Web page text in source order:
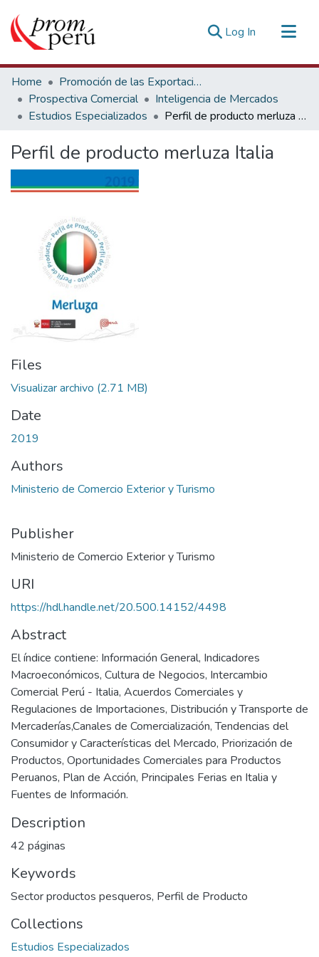
Log In (current)
Communities & Collections
All of DSpace
Statistics
Home
Promoción de las Exportaciones
Prospectiva Comercial
Inteligencia de Mercados
Estudios Especializados
Perfil de producto merluza Italia
Perfil de producto merluza Italia
Files
Visualizar archivo (2.71 MB)
Date
2019
Authors
Ministerio de Comercio Exterior y Turismo
Publisher
Ministerio de Comercio Exterior y Turismo
URI
https://hdl.handle.net/20.500.14152/4498
Abstract
El índice contiene: Información General, Indicadores
Macroeconómicos, Cultura de Negocios, Intercambio
Comercial Perú - Italia, Acuerdos Comerciales y
Regulaciones de Importaciones, Distribución y Transporte de
Mercaderías,Canales de Comercialización, Tendencias del
Consumidor y Características del Mercado, Priorización de
Productos, Oportunidades Comerciales para Productos
Peruanos, Plan de Acción, Principales Ferias en Italia y
Fuentes de Información.
Description
42 páginas
Keywords
Sector productos pesqueros, Perfil de Producto
Collections
Estudios Especializados